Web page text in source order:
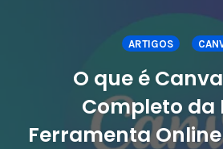
ARTIGOS
O que é
Completo da
Ferramenta